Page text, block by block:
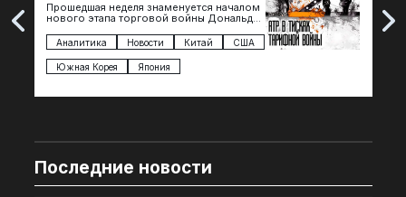
Прошедшая неделя знаменуется началом
нового этапа торговой войны Дональда
импорта из более 100 стран…
Аналитика Новости Китай США
Южная Корея Япония
The
Последние новости